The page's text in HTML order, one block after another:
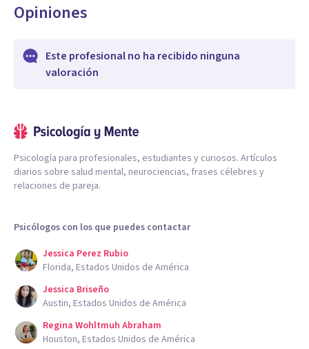
Opiniones
Este profesional no ha recibido ninguna
valoración
Psicología para profesionales, estudiantes y curiosos. Artículos
diarios sobre salud mental, neurociencias, frases célebres y
relaciones de pareja.
Psicólogos con los que puedes contactar
Jessica Perez Rubio
Florida, Estados Unidos de América
Jessica Briseño
Austin, Estados Unidos de América
Regina Wohltmuh Abraham
Houston, Estados Unidos de América